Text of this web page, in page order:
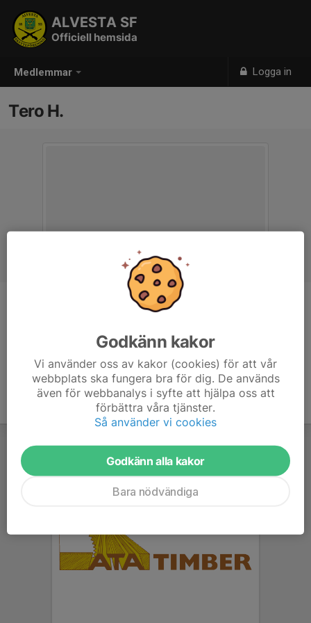
Medlemmar Logga in
ALVESTA SF
Officiell hemsida
Tero H.
Ledare - Luftgevär/Korthåll
Godkänn kakor
Vi använder oss av kakor (cookies) för att vår
webbplats ska fungera bra för dig. De används
även för webbanalys i syfte att hjälpa oss att
förbättra våra tjänster.
Så använder vi cookies
Godkänn alla kakor
Bara nödvändiga